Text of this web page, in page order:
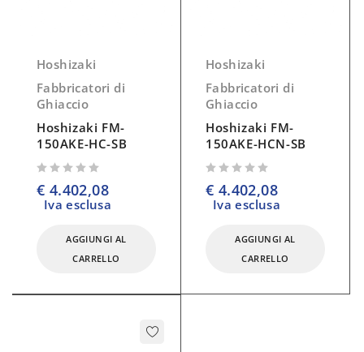
Hoshizaki
Fabbricatori di
Ghiaccio
Hoshizaki FM-
150AKE-HC-SB
€ 4.402,08
Iva esclusa
AGGIUNGI AL
CARRELLO
Hoshizaki
Fabbricatori di
Ghiaccio
Hoshizaki FM-
150AKE-HCN-SB
€ 4.402,08
Iva esclusa
AGGIUNGI AL
CARRELLO